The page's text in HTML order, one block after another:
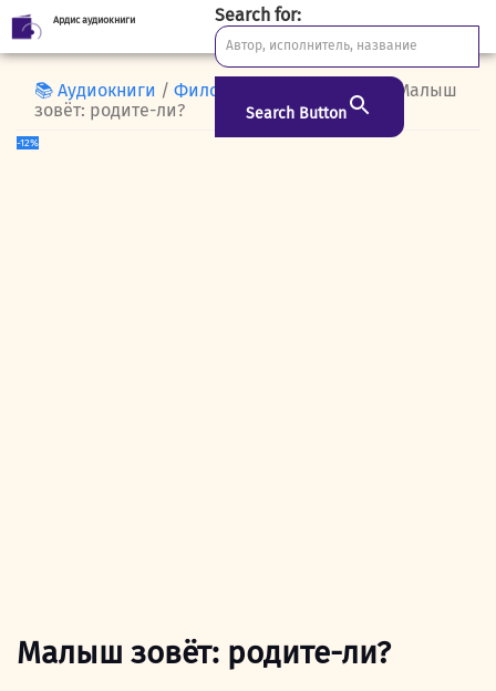
Skip
to
Ардис аудиокниги Search for:
Search Button
📚 Аудиокниги / Философия Эзотерика
/ Малыш
зовёт: родите-ли?
-12%
Малыш зовёт: родите-ли?